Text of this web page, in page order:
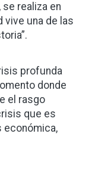
realiza en
vive una de las
profunda
donde
el rasgo
que es
económica,